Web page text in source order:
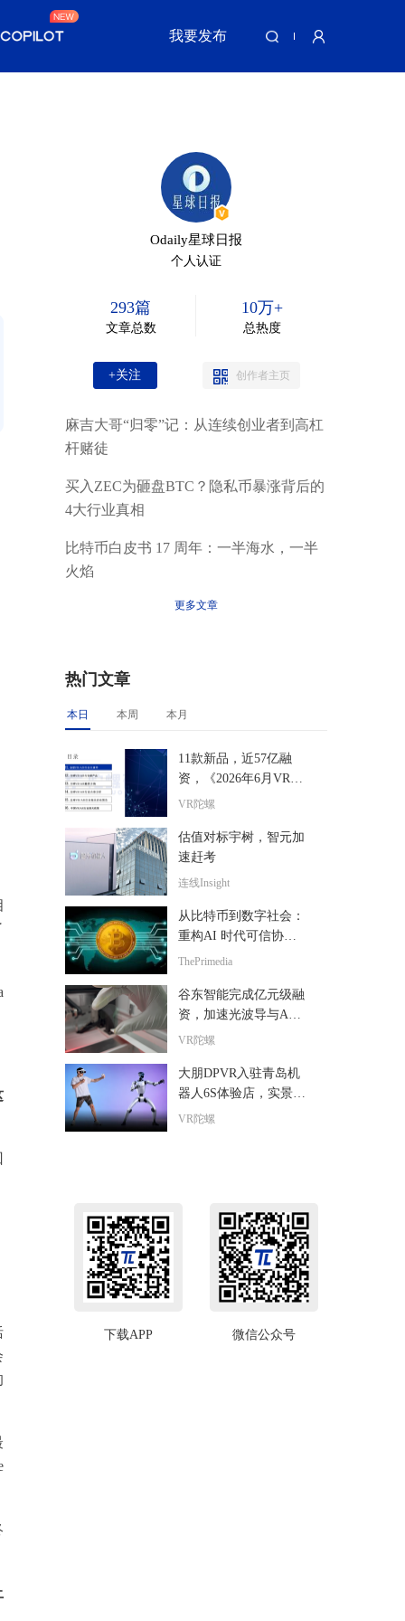
我要发布
Odaily星球日报
个人认证
293篇
文章总数
10万+
总热度
+关注 创作者主页
麻吉大哥“归零”记：从连续创业者到高杠
杆赌徒
买入ZEC为砸盘BTC？隐私币暴涨背后的
4大行业真相
比特币白皮书 17 周年：一半海水，一半
火焰
更多文章
热门文章
本日 本周 本月
11款新品，近57亿融
资，《2026年6月VR/A
R与AI眼镜行业月报》
VR陀螺
估值对标宇树，智元加
速赶考
连线Insight
从比特币到数字社会：
重构AI 时代可信协作
秩序
ThePrimedia
谷东智能完成亿元级融
资，加速光波导与AR
智能终端产业化
VR陀螺
大朋DPVR入驻青岛机
器人6S体验店，实景演
绎VR操控机器人
VR陀螺
下载APP 微信公众号